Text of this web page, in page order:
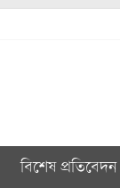
বিশেষ প্রতিবেদন